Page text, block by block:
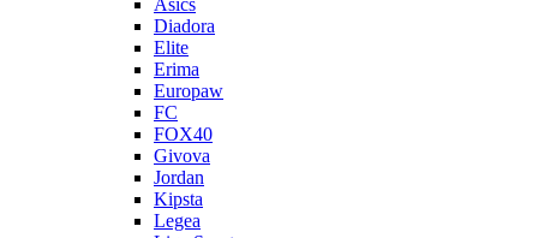
Asics
Diadora
Elite
Erima
Europaw
FC
FOX40
Givova
Jordan
Kipsta
Legea